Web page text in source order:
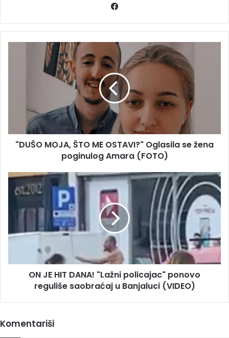
poginulog
Amara
"DUŠO MOJA, ŠTO ME OSTAVI?" Oglasila se žena
poginulog Amara (FOTO)
ON
JE
HIT
DANA!
policajac"
saobraćaj
Banjaluci
ON JE HIT DANA! "Lažni policajac" ponovo
reguliše saobraćaj u Banjaluci (VIDEO)
Komentariši